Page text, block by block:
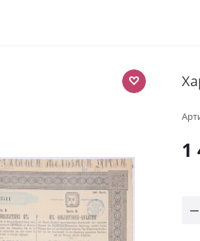
1